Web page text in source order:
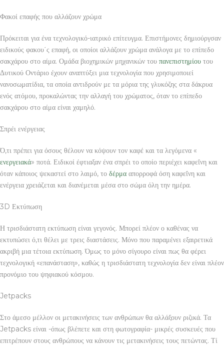
Φακοί επαφής που αλλάζουν χρώμα
Πρόκειται για ένα τεχνολογικό-ιατρικό επίτευγμα. Επιστήμονες δημιούργσαν
ειδικούς φακου΄ς επαφή, οι οποίοι αλλάζουν χρώμα ανάλογα με το επίπεδο
σακχάρου στο αίμα. Ομάδα βιοχημικών μηχανικών του πανεπιστημίου του
Δυτικού Οντάριο έχουν αναπτύξει μια τεχνολογία που χρησιμοποιεί
νανοσωματίδια, τα οποία αντιδρούν με τα μόρια της γλυκόζης στα δάκρυα
ενός ατόμου, προκαλώντας την αλλαγή του χρώματος, όταν το επίπεδο
σακχάρου στο αίμα είναι χαμηλό.
Σπρέι ενέργειας
Ό,τι πρέπει για όσους θέλουν να κόψουν τον καφέ και τα λεγόμενα «
ενεργειακά» ποτά. Ειδικοί έφτιαξαν ένα σπρέι το οποίο περιέχει καφεΐνη και
όταν κάποιος ψεκαστεί στο λαιμό, το δέρμα απορροφά όση καφεΐνη και
ενέργεια χρειάζεται και διανέμεται μέσα στο σώμα όλη την ημέρα.
3D Εκτύπωση
Η τρισδιάστατη εκτύπωση είναι γεγονός. Μπορεί πλέον ο καθένας να
εκτυπώσει ό,τι θέλει με τρεις διαστάσεις. Μόνο που παραμένει εξαιρετικά
ακριβή μια τέτοια εκτύπωση. Όμως το μόνο σίγουρο είναι πως θα φέρει
τεχνολογική «επανάσταση», καθώς η τρισδιάστατη τεχνολογία δεν είναι πλέον
προνόμιο του ψηφιακού κόσμου.
Jetpacks
Στο άμεσο μέλλον οι μετακινήσεις των ανθρώπων θα αλλάξουν ριζικά. Τα
Jetpacks είναι -όπως βλέπετε και στη φωτογραφία- μικρές συσκευές που
επιτρέπουν στους ανθρώπους να κάνουν τις μετακινήσεις τους πετώντας. Τί